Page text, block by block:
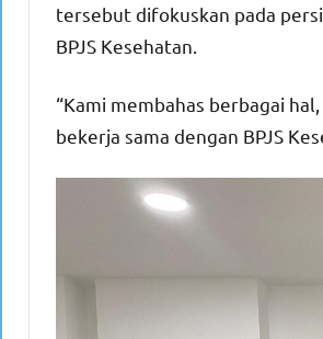
tersebut difokuskan pada
BPJS Kesehatan.
“Kami membahas berbagai
bekerja sama dengan BPJS